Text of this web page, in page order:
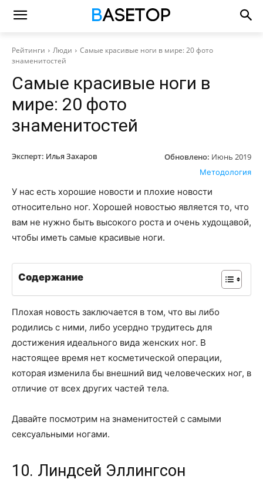
Рейтинги Люди
Самые красивые ноги в мире: 20 фото
знаменитостей
Самые красивые ноги в
мире: 20 фото
знаменитостей
Эксперт: Илья Захаров Обновлено: Июнь 2019
Методология
У нас есть хорошие новости и плохие новости
относительно ног. Хорошей новостью является то, что
вам не нужно быть высокого роста и очень худощавой,
чтобы иметь самые красивые ноги.
Содержание
Плохая новость заключается в том, что вы либо
родились с ними, либо усердно трудитесь для
достижения идеального вида женских ног. В
настоящее время нет косметической операции,
которая изменила бы внешний вид человеческих ног, в
отличие от всех других частей тела.
Давайте посмотрим на знаменитостей с самыми
сексуальными ногами.
10. Линдсей Эллингсон